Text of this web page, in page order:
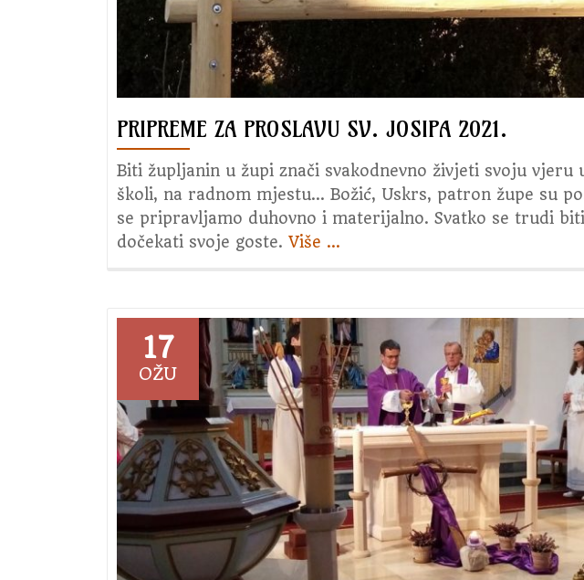
PRIPREME ZA PROSLAVU SV. JOSIPA 2021.
Biti župljanin u župi znači svakodnevno živjeti svoju vjeru
školi, na radnom mjestu… Božić, Uskrs, patron župe su
se pripravljamo duhovno i materijalno. Svatko se trudi
dočekati svoje goste. Više about
proslavu
sv.
Josipa
2021.
…
17
OŽU